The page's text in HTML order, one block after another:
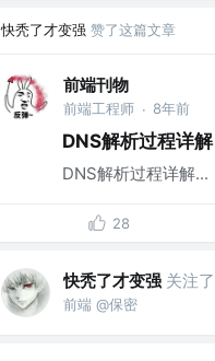
快秃了才变强 赞了这篇文章
前端刊物
前端工程师 · 8年前
DNS解析过程详解
DNS解析过程详解...
28
快秃了才变强 关注了
前端 @保密